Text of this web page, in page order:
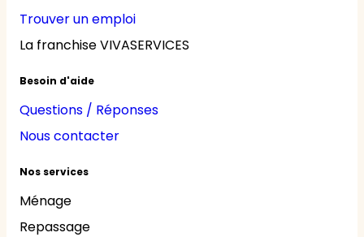
Trouver un emploi
La franchise VIVASERVICES
Besoin d'aide
Questions / Réponses
Nous contacter
Nos services
Ménage
Repassage